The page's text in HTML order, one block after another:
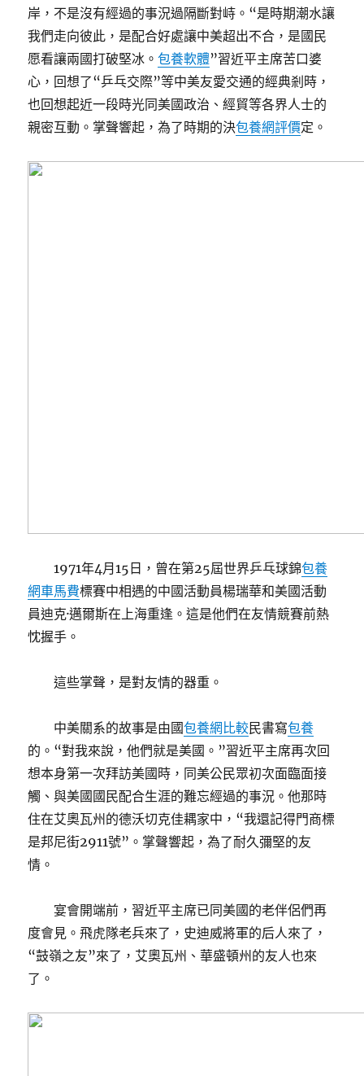
岸，不是沒有經過的事況過隔斷對峙。“是時期潮水讓
我們走向彼此，是配合好處讓中美超出不合，是國民
愿看讓兩國打破堅冰。包養軟體”習近平主席苦口婆
心，回想了“乒乓交際”等中美友愛交通的經典剎時，
也回想起近一段時光同美國政治、經貿等各界人士的
親密互動。掌聲響起，為了時期的決包養網評價定。
1971年4月15日，曾在第25屆世界乒乓球錦包養
網車馬費標賽中相遇的中國活動員楊瑞華和美國活動
員迪克·邁爾斯在上海重逢。這是他們在友情競賽前熱
忱握手。
這些掌聲，是對友情的器重。
中美關系的故事是由國包養網比較民書寫包養
的。“對我來說，他們就是美國。”習近平主席再次回
想本身第一次拜訪美國時，同美公民眾初次面臨面接
觸、與美國國民配合生涯的難忘經過的事況。他那時
住在艾奧瓦州的德沃切克佳耦家中，“我還記得門商標
是邦尼街2911號”。掌聲響起，為了耐久彌堅的友
情。
宴會開端前，習近平主席已同美國的老伴侶們再
度會見。飛虎隊老兵來了，史迪威將軍的后人來了，
“鼓嶺之友”來了，艾奧瓦州、華盛頓州的友人也來
了。